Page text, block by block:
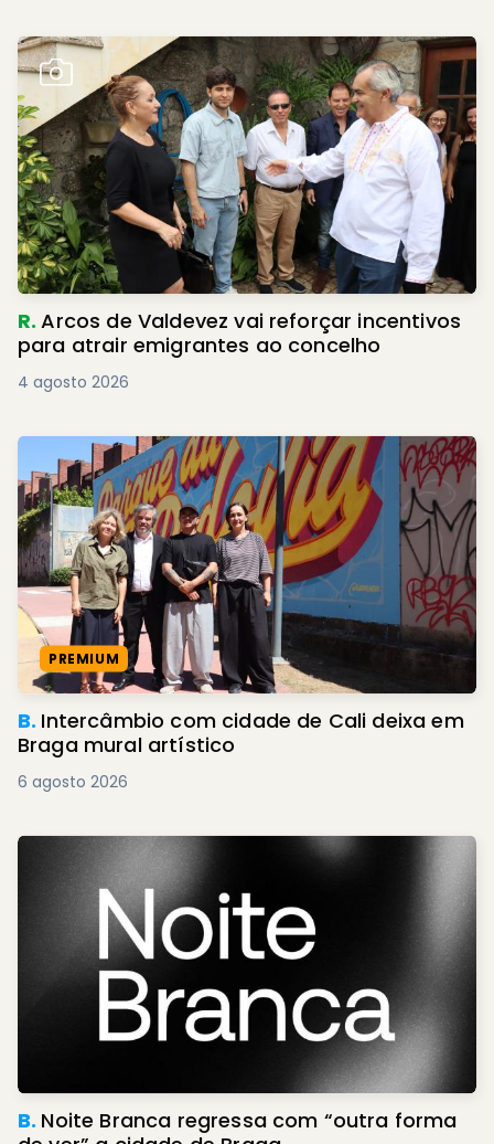
R.Arcos de Valdevez vai reforçar incentivos
para atrair emigrantes ao concelho
4 agosto 2026
PREMIUM
B. Intercâmbio com cidade de Cali deixa em
Braga mural artístico
6 agosto 2026
B. Noite Branca regressa com “outra forma